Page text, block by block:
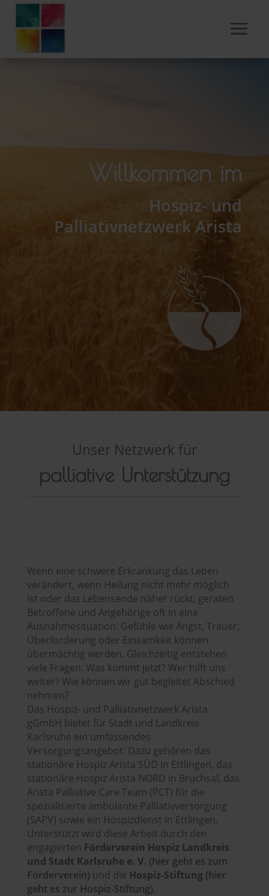
Willkommen im
Hospiz- und
Palliativnetzwerk Arista
Unser Netzwerk für
palliative Unterstützung
Wenn eine schwere Erkrankung das Leben
verändert, wenn Heilung nicht mehr möglich
ist oder das Lebensende näher rückt, geraten
Betroffene und Angehörige oft in eine
Ausnahmesituation. Gefühle wie Angst, Trauer,
Überforderung oder Einsamkeit können
übermächtig werden. Gleichzeitig entstehen
viele Fragen: Was kommt jetzt? Wer hilft uns
weiter? Wie können wir gut begleitet Abschied
nehmen?
Das Hospiz- und Palliativnetzwerk Arista
gGmbH bietet für Stadt und Landkreis
Karlsruhe ein umfassendes
Versorgungsangebot: Dazu gehören das
stationäre Hospiz Arista SÜD in Ettlingen, das
stationäre Hospiz Arista NORD in Bruchsal, das
Arista Palliative Care Team (PCT) für die
spezialisierte ambulante Palliativversorgung
(SAPV) sowie ein Hospizdienst in Ettlingen.
Unterstützt wird diese Arbeit durch den
engagierten Förderverein Hospiz Landkreis
und Stadt Karlsruhe e. V. (hier geht es zum
Förderverein) und die Hospiz-Stiftung (hier
geht es zur Hospiz-Stiftung).